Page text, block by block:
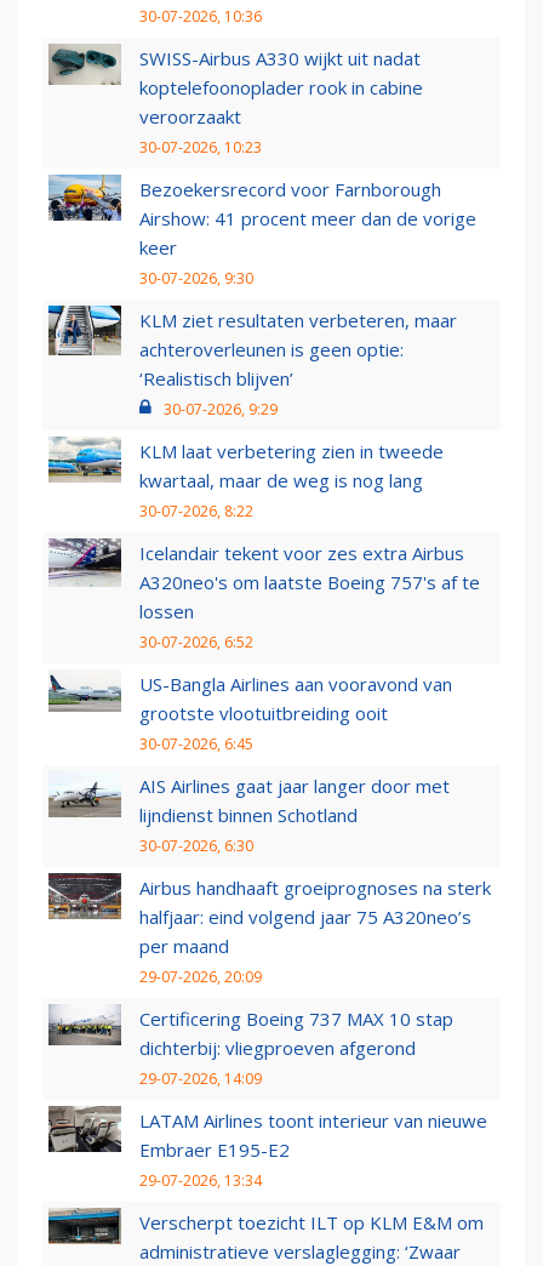
30-07-2026, 10:36
SWISS-Airbus A330 wijkt uit nadat
koptelefoonoplader rook in cabine
veroorzaakt
30-07-2026, 10:23
Bezoekersrecord voor Farnborough
Airshow: 41 procent meer dan de vorige
keer
30-07-2026, 9:30
KLM ziet resultaten verbeteren, maar
achteroverleunen is geen optie:
‘Realistisch blijven’
30-07-2026, 9:29
KLM laat verbetering zien in tweede
kwartaal, maar de weg is nog lang
30-07-2026, 8:22
Icelandair tekent voor zes extra Airbus
A320neo's om laatste Boeing 757's af te
lossen
30-07-2026, 6:52
US-Bangla Airlines aan vooravond van
grootste vlootuitbreiding ooit
30-07-2026, 6:45
AIS Airlines gaat jaar langer door met
lijndienst binnen Schotland
30-07-2026, 6:30
Airbus handhaaft groeiprognoses na sterk
halfjaar: eind volgend jaar 75 A320neo’s
per maand
29-07-2026, 20:09
Certificering Boeing 737 MAX 10 stap
dichterbij: vliegproeven afgerond
29-07-2026, 14:09
LATAM Airlines toont interieur van nieuwe
Embraer E195-E2
29-07-2026, 13:34
Verscherpt toezicht ILT op KLM E&M om
administratieve verslaglegging: ‘Zwaar